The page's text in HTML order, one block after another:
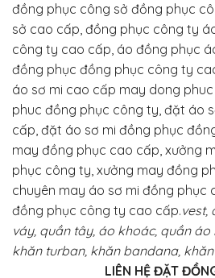
đồng phục công sở đồng phục
sở cao cấp, đồng phục công ty
công ty cao cấp, áo đồng phục
đồng phục đồng phục công ty
áo sơ mi cao cấp may dong
phuc đồng phục công ty, đặt áo
cấp, đặt áo sơ mi đồng phục
may đồng phục cao cấp, xưởng
phục công ty, xưởng may đồng
chuyên may áo sơ mi đồng phục
đồng phục công ty cao cấp.vest,
váy, quần tây, áo khoác, quần
khăn turban, khăn bandana,
LIÊN HỆ ĐẶT